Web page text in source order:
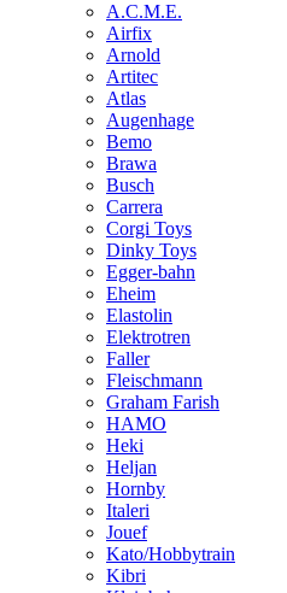
A.C.M.E.
Airfix
Arnold
Artitec
Atlas
Augenhage
Bemo
Brawa
Busch
Carrera
Corgi Toys
Dinky Toys
Egger-bahn
Eheim
Elastolin
Elektrotren
Faller
Fleischmann
Graham Farish
HAMO
Heki
Heljan
Hornby
Italeri
Jouef
Kato/Hobbytrain
Kibri